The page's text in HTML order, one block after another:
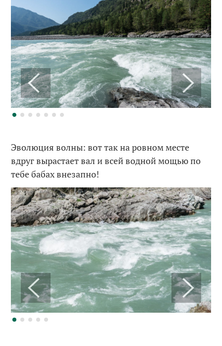
Эволюция волны: вот так на ровном месте
вдруг вырастает вал и всей водной мощью по
тебе бабах внезапно!